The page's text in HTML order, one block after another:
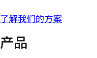
了解我们的方案
产品